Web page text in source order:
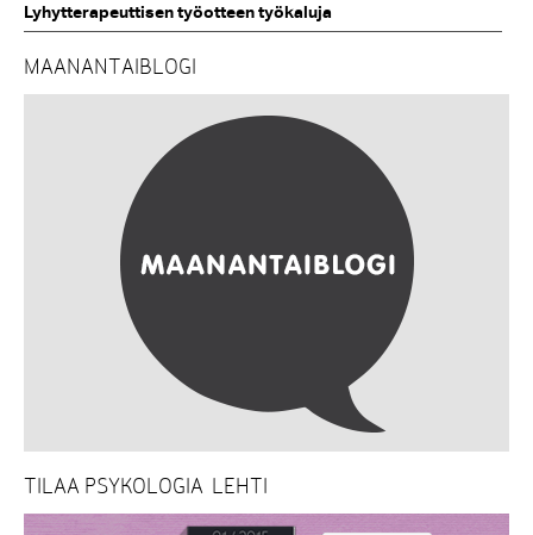
Lyhytterapeuttisen työotteen työkaluja
MAANANTAIBLOGI
TILAA PSYKOLOGIA-LEHTI